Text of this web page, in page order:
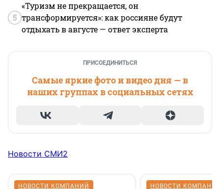
5
«Туризм не прекращается, он
трансформируется»: как россияне будут
отдыхать в августе — ответ эксперта
ПРИСОЕДИНИТЬСЯ
Самые яркие фото и видео дня — в
наших группах в социальных сетях
Новости СМИ2
НОВОСТИ КОМПАНИЙ НОВОСТИ